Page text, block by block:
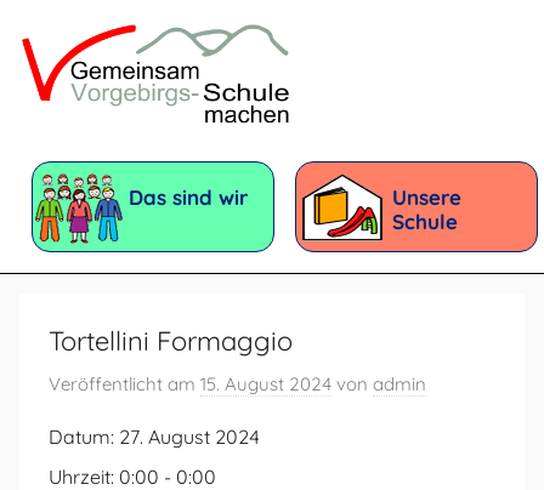
Inhalt
springen
Vorgebirgsschule
mit
dem
Förderschwerpunkt:
Das sind wir
Unsere
Schule
Tortellini Formaggio
Veröffentlicht am 15. August 2024 von admin
Datum: 27. August 2024
Uhrzeit: 0:00 - 0:00